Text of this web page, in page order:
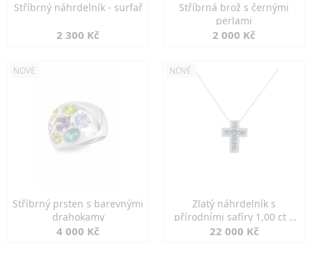
Stříbrný náhrdelník - surfař
2 300 Kč
Stříbrná brož s černými
perlami
2 000 Kč
NOVÉ
Stříbrný prsten s barevnými
drahokamy
4 000 Kč
NOVÉ
Zlatý náhrdelník s
přírodními safíry 1,00 ct a
diamanty
22 000 Kč